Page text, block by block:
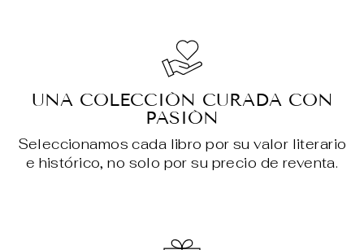
UNA COLECCIÓN CURADA CON
PASIÓN
Seleccionamos cada libro por su valor literario
e histórico, no solo por su precio de reventa.